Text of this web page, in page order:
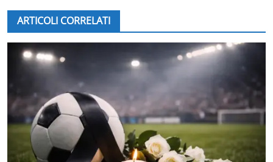
ARTICOLI CORRELATI